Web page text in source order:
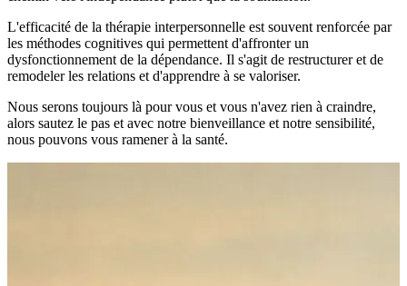
L'efficacité de la thérapie interpersonnelle est souvent renforcée par
les méthodes cognitives qui permettent d'affronter un
dysfonctionnement de la dépendance. Il s'agit de restructurer et de
remodeler les relations et d'apprendre à se valoriser.
Nous serons toujours là pour vous et vous n'avez rien à craindre,
alors sautez le pas et avec notre bienveillance et notre sensibilité,
nous pouvons vous ramener à la santé.